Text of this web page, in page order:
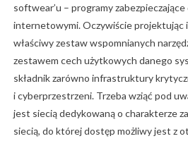
softwear’u – programy
internetowymi. Oczywiście projektując
właściwy zestaw wspomnianych
zestawem cech użytkowych danego
składnik zarówno infrastruktury
i cyberprzestrzeni. Trzeba wziąć pod
jest siecią dedykowaną o charakterze
siecią, do której dostęp możliwy jest z